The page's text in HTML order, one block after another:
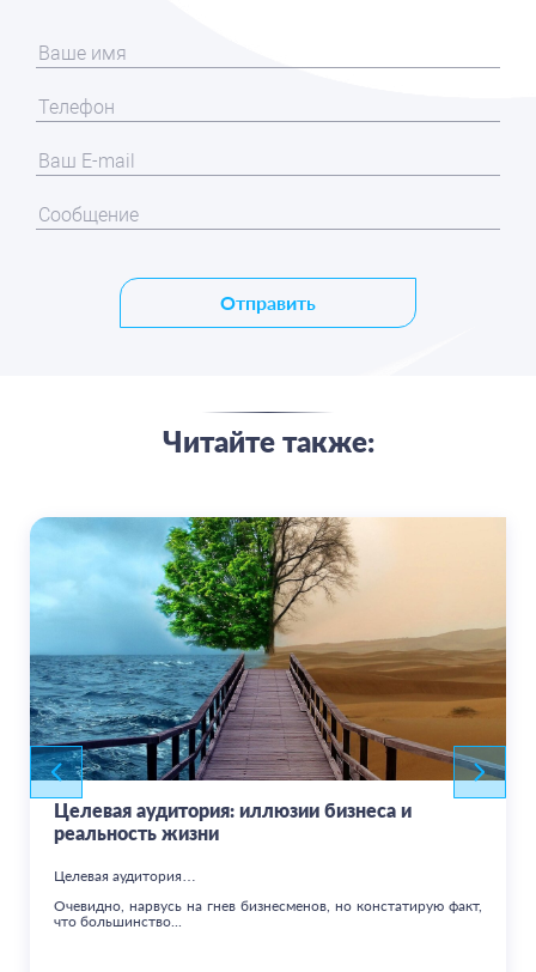
Отправить
Читайте также:
Целевая аудитория: иллюзии бизнеса и
реальность жизни
Целевая аудитория…
Очевидно, нарвусь на гнев бизнесменов, но констатирую факт,
что большинство...